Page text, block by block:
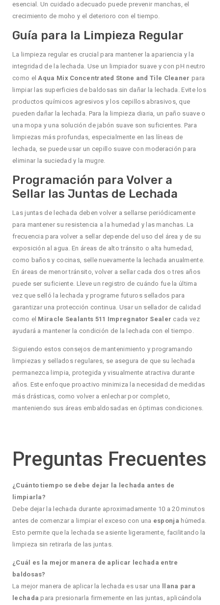
esencial. Un cuidado adecuado puede prevenir manchas, el
crecimiento de moho y el deterioro con el tiempo.
Guía para la Limpieza Regular
La limpieza regular es crucial para mantener la apariencia y la
integridad de la lechada. Use un limpiador suave y con pH neutro
como elAqua Mix Concentrated Stone and Tile Cleaner para
limpiar las superficies de baldosas sin dañar la lechada. Evite los
productos químicos agresivos y los cepillos abrasivos, que
pueden dañar la lechada. Para la limpieza diaria, un paño suave o
una mopa y una solución de jabón suave son suficientes. Para
limpiezas más profundas, especialmente en las líneas de
lechada, se puede usar un cepillo suave con moderación para
eliminar la suciedad y la mugre.
Programación para Volver a
Sellar las Juntas de Lechada
Las juntas de lechada deben volver a sellarse periódicamente
para mantener su resistencia a la humedad y las manchas. La
frecuencia para volver a sellar depende del uso del área y de su
exposición al agua. En áreas de alto tránsito o alta humedad,
como baños y cocinas, selle nuevamente la lechada anualmente.
En áreas de menor tránsito, volver a sellar cada dos o tres años
puede ser suficiente. Lleve un registro de cuándo fue la última
vez que selló la lechada y programe futuros sellados para
garantizar una protección continua. Usar un sellador de calidad
como el Miracle Sealants 511 Impregnator Sealer cada vez
ayudará a mantener la condición de la lechada con el tiempo.
Siguiendo estos consejos de mantenimiento y programando
limpiezas y sellados regulares, se asegura de que su lechada
permanezca limpia, protegida y visualmente atractiva durante
años. Este enfoque proactivo minimiza la necesidad de medidas
más drásticas, como volver a enlechar por completo,
manteniendo sus áreas embaldosadas en óptimas condiciones.
Preguntas Frecuentes
¿Cuánto tiempo se debe dejar la lechada antes de
limpiarla?
Debe dejar la lechada durante aproximadamente 10 a 20 minutos
antes de comenzar a limpiar el exceso con una esponja húmeda.
Esto permite que la lechada se asiente ligeramente, facilitando la
limpieza sin retirarla de las juntas.
¿Cuál es la mejor manera de aplicar lechada entre
baldosas?
La mejor manera de aplicar la lechada es usar una
llana para
lechada para presionarla firmemente en las juntas, aplicándola